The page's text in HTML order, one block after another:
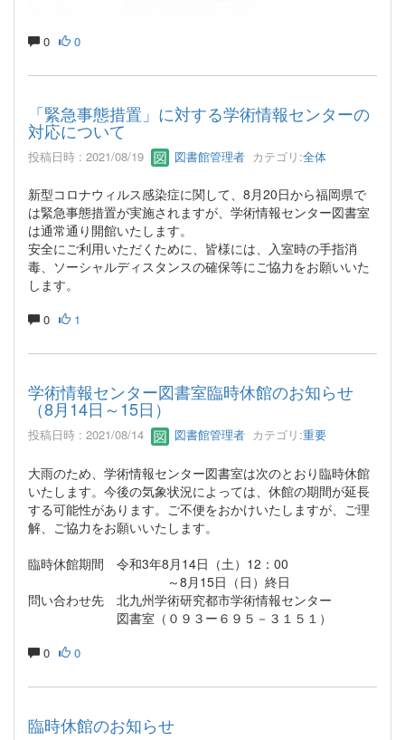
0 0
「緊急事態措置」に対する学術情報センターの
対応について
投稿日時 : 2021/08/19 図書館管理者 カテゴリ:全体
新型コロナウィルス感染症に関して、8月20日から福岡県で
は緊急事態措置が実施されますが、学術情報センター図書室
は通常通り開館いたします。
安全にご利用いただくために、皆様には、入室時の手指消
毒、ソーシャルディスタンスの確保等にご協力をお願いいた
します。
0 1
学術情報センター図書室臨時休館のお知らせ
（8月14日～15日）
投稿日時 : 2021/08/14 図書館管理者 カテゴリ:重要
大雨のため、学術情報センター図書室は次のとおり臨時休館
いたします。今後の気象状況によっては、休館の期間が延長
する可能性があります。ご不便をおかけいたしますが、ご理
解、ご協力をお願いいたします。
臨時休館期間 令和3年8月14日（土）12：00
～8月15日（日）終日
問い合わせ先 北九州学術研究都市学術情報センター
図書室（０９３ー６９５－３１５１）
0 0
臨時休館のお知らせ